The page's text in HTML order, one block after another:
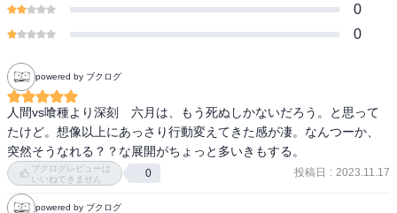
0
0
powered by ブクログ
人間vs喰種より深刻　六月は、もう死ぬしかないだろう。と思って
たけど。想像以上にあっさり行動変えてきた感が凄。なんつーか、
突然そうなれる？？な展開がちょっと多いきもする。
ブクログレビューは
いいねできません
0 投稿日 : 2023.11.17
powered by ブクログ